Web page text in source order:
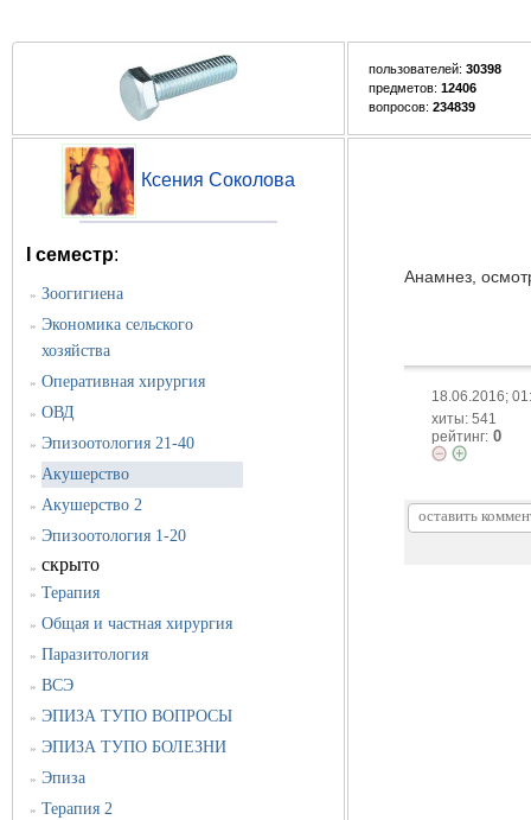
пользователей: 30398
предметов: 12406
вопросов: 234839
Ксения Соколова
I семестр:
» Зоогигиена
» Экономика сельского
хозяйства
» Оперативная хирургия
» ОВД
» Эпизоотология 21-40
» Акушерство
» Акушерство 2
» Эпизоотология 1-20
» скрыто
» Терапия
» Общая и частная хирургия
» Паразитология
» ВСЭ
» ЭПИЗА ТУПО ВОПРОСЫ
» ЭПИЗА ТУПО БОЛЕЗНИ
» Эпиза
» Терапия 2
Анамнез,
18.06.2016;
хиты: 541
рейтинг: 0